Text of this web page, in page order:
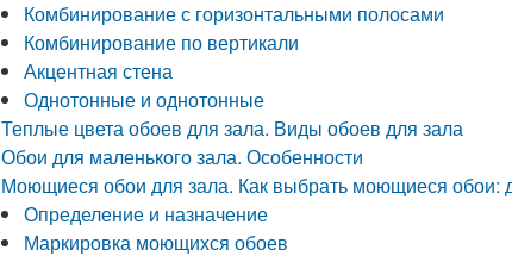
Комбинирование с горизонтальными полосами
Комбинирование по вертикали
Акцентная стена
Однотонные и однотонные
Теплые цвета обоев для зала. Виды обоев для зала
Обои для маленького зала. Особенности
Моющиеся обои для зала. Как выбрать моющиеся обои:
Определение и назначение
Маркировка моющихся обоев